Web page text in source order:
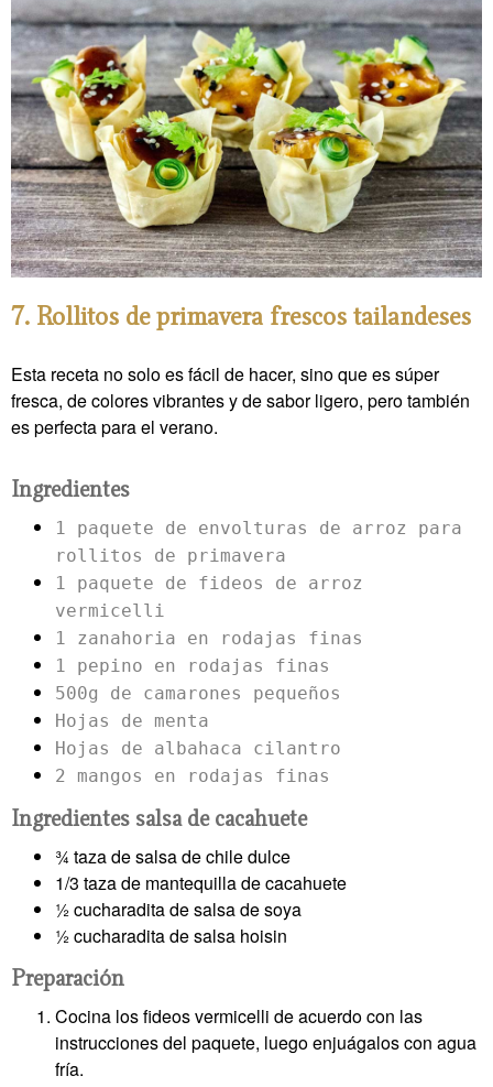
7. Rollitos de primavera frescos tailandeses
Esta receta no solo es fácil de hacer, sino que es súper
fresca, de colores vibrantes y de sabor ligero, pero también
es perfecta para el verano.
Ingredientes
1 paquete de envolturas de arroz para
rollitos de primavera
1 paquete de fideos de arroz
vermicelli
1 zanahoria en rodajas finas
1 pepino en rodajas finas
500g de camarones pequeños
Hojas de menta
Hojas de albahaca cilantro
2 mangos en rodajas finas
Ingredientes salsa de cacahuete
¾ taza de salsa de chile dulce
1/3 taza de mantequilla de cacahuete
½ cucharadita de salsa de soya
½ cucharadita de salsa hoisin
Preparación
Cocina los fideos vermicelli de acuerdo con las
instrucciones del paquete, luego enjuágalos con agua
fría.